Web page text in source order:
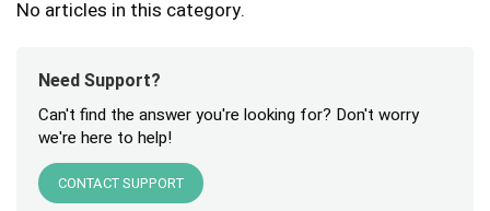
No articles in this category.
Need Support?
Can't find the answer you're looking for? Don't worry
we're here to help!
CONTACT SUPPORT